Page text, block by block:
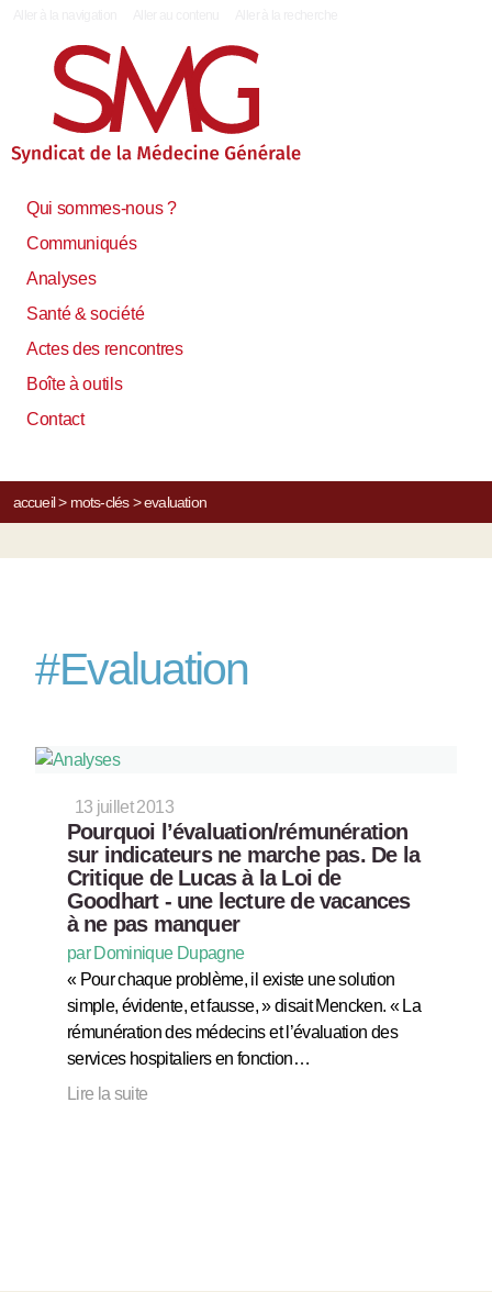
Qui sommes-nous ?
Communiqués
Analyses
Santé & société
Actes des rencontres
Boîte à outils
Contact
accueil> mots-clés> evaluation
#Evaluation
13 juillet 2013
Pourquoi l’évaluation/rémunération
sur indicateurs ne marche pas. De la
Critique de Lucas à la Loi de
Goodhart - une lecture de vacances
à ne pas manquer
par Dominique Dupagne
« Pour chaque problème, il existe une solution
simple, évidente, et fausse, » disait Mencken. « La
rémunération des médecins et l’évaluation des
services hospitaliers en fonction…
Lire la suite